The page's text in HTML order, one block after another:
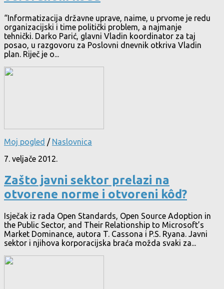
“Informatizacija državne uprave, naime, u prvome je redu
organizacijski i time politički problem, a najmanje
tehnički. Darko Parić, glavni Vladin koordinator za taj
posao, u razgovoru za Poslovni dnevnik otkriva Vladin
plan. Riječ je o...
Moj pogled / Naslovnica
7. veljače 2012.
Zašto javni sektor prelazi na
otvorene norme i otvoreni kôd?
Isječak iz rada Open Standards, Open Source Adoption in
the Public Sector, and Their Relationship to Microsoft’s
Market Dominance, autora T. Cassona i P.S. Ryana. Javni
sektor i njihova korporacijska braća možda svaki za...